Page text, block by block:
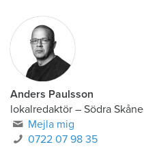
Anders Paulsson
lokalredaktör – Södra Skåne
Mejla mig
0722 07 98 35